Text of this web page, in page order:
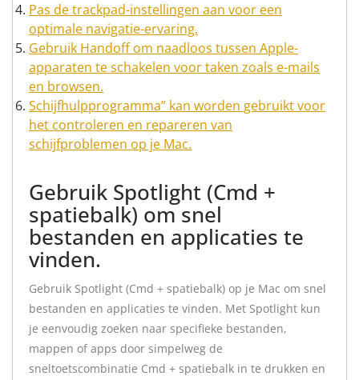
Pas de trackpad-instellingen aan voor een
optimale navigatie-ervaring.
Gebruik Handoff om naadloos tussen Apple-
apparaten te schakelen voor taken zoals e-mails
en browsen.
Schijfhulpprogramma” kan worden gebruikt voor
het controleren en repareren van
schijfproblemen op je Mac.
Gebruik Spotlight (Cmd +
spatiebalk) om snel
bestanden en applicaties te
vinden.
Gebruik Spotlight (Cmd + spatiebalk) op je Mac om snel
bestanden en applicaties te vinden. Met Spotlight kun
je eenvoudig zoeken naar specifieke bestanden,
mappen of apps door simpelweg de
sneltoetscombinatie Cmd + spatiebalk in te drukken en